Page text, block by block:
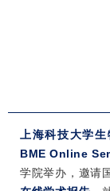
上海科技大学
BME Online
学院举办，邀请